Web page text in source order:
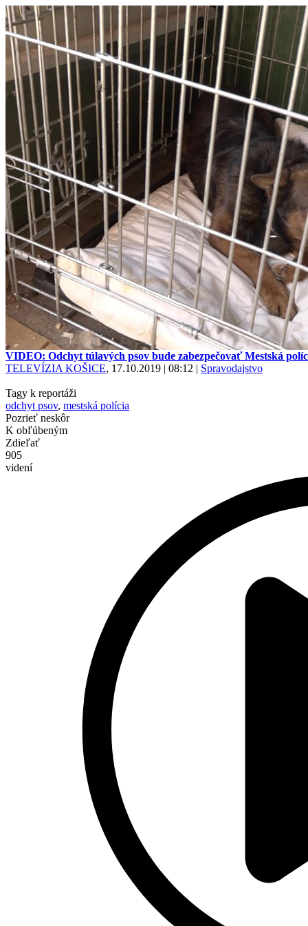
VIDEO: Odchyt túlavých psov bude zabezpečovať Mestská
TELEVÍZIA KOŠICE, 17.10.2019 | 08:12 | Spravodajstvo
Tagy k reportáži
odchyt psov, mestská polícia
Pozrieť neskôr
K obľúbeným
Zdieľať
905
videní